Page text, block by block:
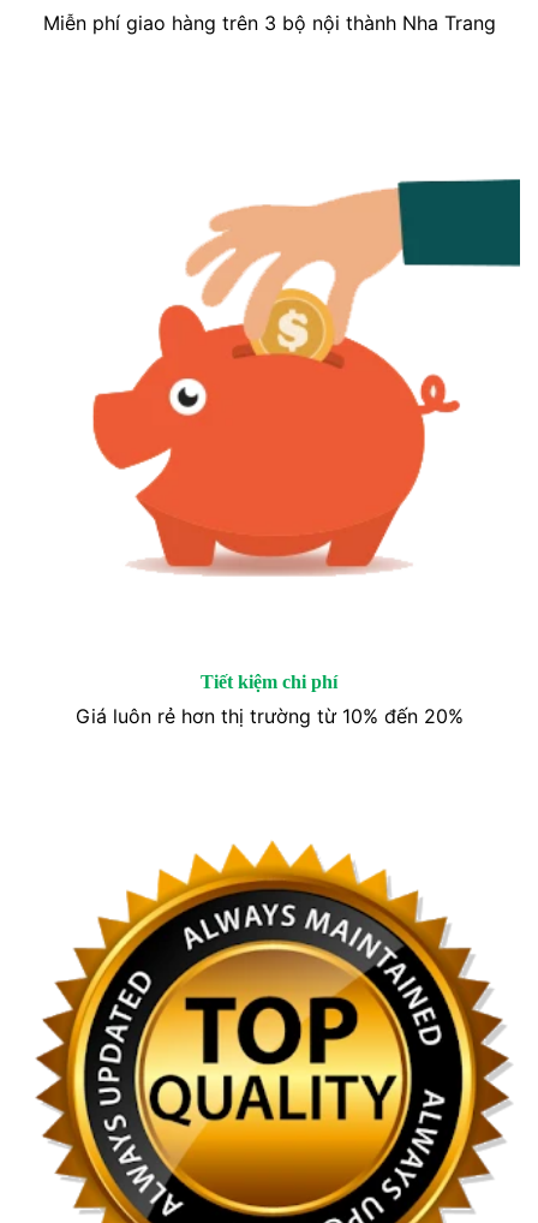
Miễn phí giao hàng trên 3 bộ nội thành Nha Trang
Tiết kiệm chi phí
Giá luôn rẻ hơn thị trường từ 10% đến 20%